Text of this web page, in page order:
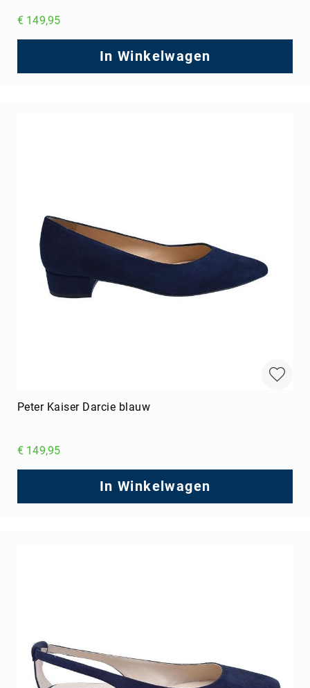
€ 149,95
In Winkelwagen
Peter Kaiser Darcie blauw
€ 149,95
In Winkelwagen